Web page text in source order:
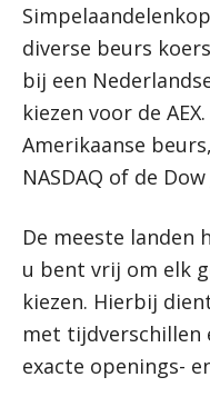
diverse beurs
bij een
kiezen voor de
Amerikaanse
NASDAQ of de Dow
De meeste landen
u bent vrij om elk
kiezen. Hierbij
met tijdverschillen
exacte openings-